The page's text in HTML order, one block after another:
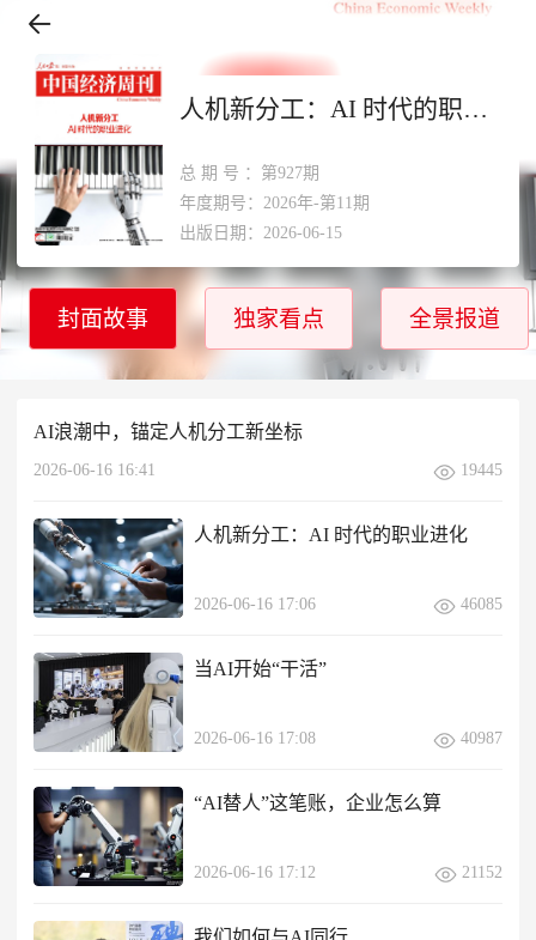
人机新分工：AI 时代的职业
总期号 ：第927期
年度期号：2026年-第11期
出版日期：2026-06-15
封面故事 独家看点 全景报道
AI浪潮中，锚定人机分工新坐标
2026-06-16 16:41 19445
​人机新分工：AI 时代的职业进化
2026-06-16 17:06 46085
当AI开始“干活”
2026-06-16 17:08 40987
​“AI替人”这笔账，企业怎么算
2026-06-16 17:12 21152